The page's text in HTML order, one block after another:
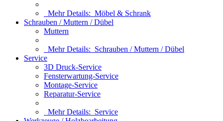
Mehr Details: Möbel & Schrank
Schrauben / Muttern / Dübel
Muttern
Mehr Details: Schrauben / Muttern / Dübel
Service
3D Druck-Service
Fensterwartung-Service
Montage-Service
Reparatur-Service
Mehr Details: Service